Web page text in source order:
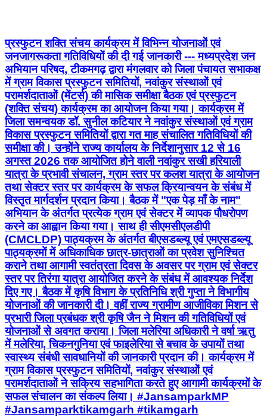
प्रस्फुटन शक्ति संचय कार्यक्रम में विभिन्न योजनाओं एवं
जनजागरूकता गतिविधियों की दी गई जानकारी --- मध्यप्रदेश जन
अभियान परिषद, टीकमगढ़ द्वारा मंगलवार को जिला पंचायत सभाकक्ष
में ग्राम विकास प्रस्फुटन समितियों, नवांकुर संस्थाओं एवं
परामर्शदाताओं (मेंटर्स) की मासिक समीक्षा बैठक एवं प्रस्फुटन
(शक्ति संचय) कार्यक्रम का आयोजन किया गया। कार्यक्रम में
जिला समन्वयक डॉ. सुनील कटियार ने नवांकुर संस्थाओं एवं ग्राम
विकास प्रस्फुटन समितियों द्वारा गत माह संचालित गतिविधियों की
समीक्षा की। उन्होंने राज्य कार्यालय के निर्देशानुसार 12 से 16
अगस्त 2026 तक आयोजित होने वाली नवांकुर सखी हरियाली
यात्रा के प्रभावी संचालन, ग्राम स्तर पर कलश यात्रा के आयोजन
तथा सेक्टर स्तर पर कार्यक्रम के सफल क्रियान्वयन के संबंध में
विस्तृत मार्गदर्शन प्रदान किया। बैठक में "एक पेड़ माँ के नाम"
अभियान के अंतर्गत प्रत्येक ग्राम एवं सेक्टर में व्यापक पौधरोपण
करने का आह्वान किया गया। साथ ही सीएमसीएलडीपी
(CMCLDP) पाठ्यक्रम के अंतर्गत बीएसडब्ल्यू एवं एमएसडब्ल्यू
पाठ्यक्रमों में अधिकाधिक छात्र-छात्राओं का प्रवेश सुनिश्चित
कराने तथा आगामी स्वतंत्रता दिवस के अवसर पर ग्राम एवं सेक्टर
स्तर पर तिरंगा यात्रा आयोजित करने के संबंध में आवश्यक निर्देश
दिए गए। बैठक में कृषि विभाग के प्रतिनिधि श्री गुप्ता ने विभागीय
योजनाओं की जानकारी दी। वहीं राज्य ग्रामीण आजीविका मिशन से
प्रभारी जिला प्रबंधक श्री कृषि जैन ने मिशन की गतिविधियों एवं
योजनाओं से अवगत कराया। जिला मलेरिया अधिकारी ने वर्षा ऋतु
में मलेरिया, चिकनगुनिया एवं फाइलेरिया से बचाव के उपायों तथा
स्वास्थ्य संबंधी सावधानियों की जानकारी प्रदान की। कार्यक्रम में
ग्राम विकास प्रस्फुटन समितियों, नवांकुर संस्थाओं एवं
परामर्शदाताओं ने सक्रिय सहभागिता करते हुए आगामी कार्यक्रमों के
सफल संचालन का संकल्प लिया। #JansamparkMP
#Jansamparktikamgarh #tikamgarh